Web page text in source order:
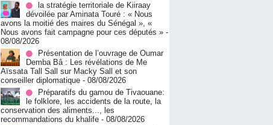
la stratégie territoriale de Kiiraay
dévoilée par Aminata Touré : « Nous
avons la moitié des maires du Sénégal », «
Nous avons fait campagne pour ces députés » -
08/08/2026
Présentation de l’ouvrage de Oumar
Demba Bâ : Les révélations de Me
Aïssata Tall Sall sur Macky Sall et son
conseiller diplomatique - 08/08/2026
Préparatifs du gamou de Tivaouane:
le folklore, les accidents de la route, la
conservation des aliments..., les
recommandations du khalife - 08/08/2026